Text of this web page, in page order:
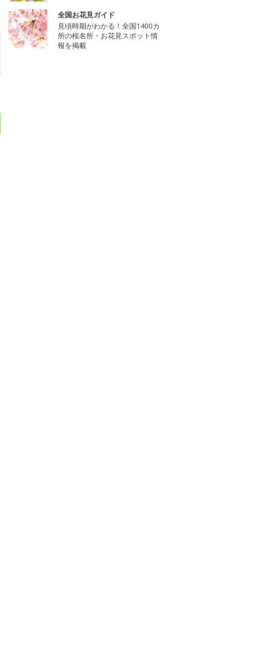
全国お花見ガイド
見頃時期がわかる！全国1400カ
所の桜名所・お花見スポット情
報を掲載